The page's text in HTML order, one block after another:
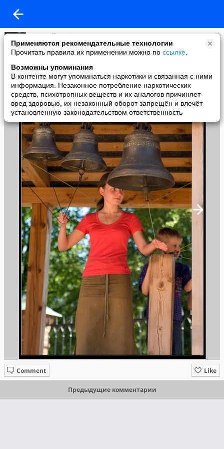
Применяются рекомендательные технологии
Прочитать правила их применении можно по ссылке
Возможны упоминания
В контенте могут упоминаться наркотики и связанная с ними
информация. Незаконное потребление наркотических
средств, психотропных веществ и их аналогов причиняет
вред здоровью, их незаконный оборот запрещён и влечёт
установленную законодательством ответственность
Алексей Гробов
added a photo
02 Jun в 11:24
Like
Comment
Предыдущие комментарии